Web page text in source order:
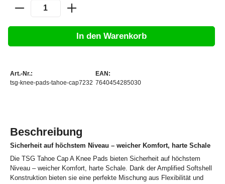
In den Warenkorb
Art.-Nr.:
tsg-knee-pads-tahoe-cap7232
EAN:
7640454285030
Beschreibung
Sicherheit auf höchstem Niveau – weicher Komfort, harte Schale
Die TSG Tahoe Cap A Knee Pads bieten Sicherheit auf höchstem
Niveau – weicher Komfort, harte Schale. Dank der Amplified Softshell
Konstruktion bieten sie eine perfekte Mischung aus Flexibilität und